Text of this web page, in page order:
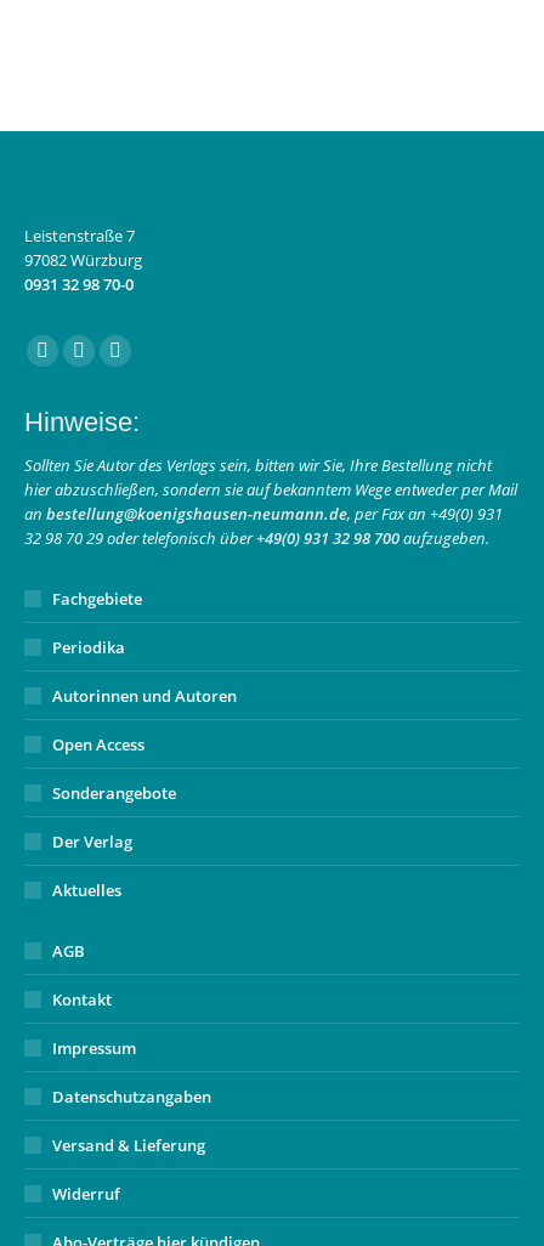
Leistenstraße 7
97082 Würzburg
0931 32 98 70-0
Finden Sie uns auf:
Facebook
opens
in
new
window
Instagram
opens
in
new
window
E-
page
opens
in
new
window
Hinweise:
Sollten Sie Autor des Verlags sein, bitten wir Sie, Ihre Bestellung nicht
hier abzuschließen, sondern sie auf bekanntem Wege entweder per Mail
an bestellung@koenigshausen-neumann.de, per Fax an +49(0) 931
32 98 70 29 oder telefonisch über+49(0) 931 32 98 700aufzugeben.
Fachgebiete
Periodika
Autorinnen und Autoren
Open Access
Sonderangebote
Der Verlag
Aktuelles
AGB
Kontakt
Impressum
Datenschutzangaben
Versand & Lieferung
Widerruf